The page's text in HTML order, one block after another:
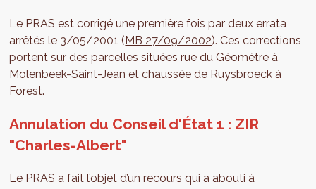
Le PRAS est corrigé une première fois par deux errata
arrêtés le 3/05/2001 (MB 27/09/2002). Ces corrections
portent sur des parcelles situées rue du Géomètre à
Molenbeek-Saint-Jean et chaussée de Ruysbroeck à
Forest.
Annulation du Conseil d'État 1 : ZIR
"Charles-Albert"
Le PRAS a fait l’objet d’un recours qui a abouti à